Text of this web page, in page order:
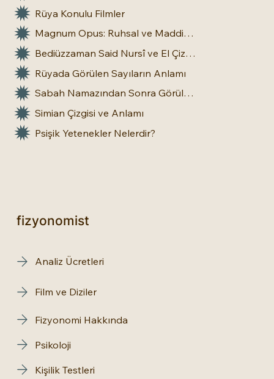
Rüya Konulu Filmler
Magnum Opus: Ruhsal ve Maddi Dönüşümün Büyük Eseri
Bediüzzaman Said Nursî ve El Çizgileri: İnsan Doğasına Dair Bir Bakış
Rüyada Görülen Sayıların Anlamı
Sabah Namazından Sonra Görülen Rüya Gerçek Olur mu?
Simian Çizgisi ve Anlamı
Psişik Yetenekler Nelerdir?
fizyonomist
Analiz Ücretleri
Film ve Diziler
Fizyonomi Hakkında
Psikoloji
Kişilik Testleri